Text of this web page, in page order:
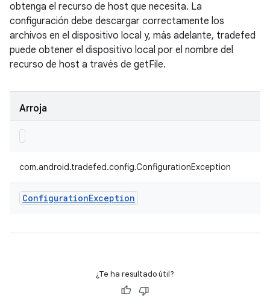
obtenga el recurso de host que necesita. La
configuración debe descargar correctamente los
archivos en el dispositivo local y, más adelante, tradefed
puede obtener el dispositivo local por el nombre del
recurso de host a través de getFile.
Arroja
com.android.tradefed.config.ConfigurationException
ConfigurationException
¿Te ha resultado útil?